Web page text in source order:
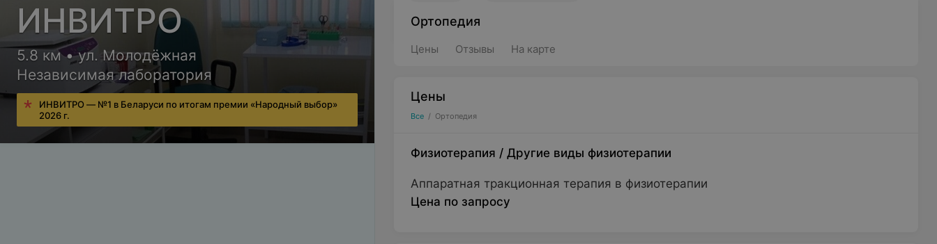
Ортопедия
Цены Отзывы На карте
Цены
Все / Ортопедия
Физиотерапия / Другие виды физиотерапии
Аппаратная тракционная терапия в физиотерапии
Цена по запросу
ИНВИТРО
5.8 км • ул. Молодёжная
Независимая лаборатория
ИНВИТРО — №1 в Беларуси по итогам премии «Народный выбор»
2026 г.